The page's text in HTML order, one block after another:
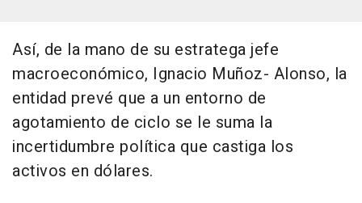
Así, de la mano de su estratega jefe
macroeconómico, Ignacio Muñoz- Alonso, la
entidad prevé que a un entorno de
agotamiento de ciclo se le suma la
incertidumbre política que castiga los
activos en dólares.